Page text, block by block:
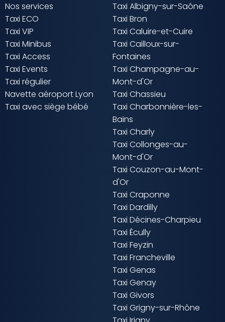
Nos services
Taxi ECO
Taxi VIP
Taxi Minibus
Taxi Access
Taxi Events
Taxi régulier
Navette aéroport Lyon
Taxi avec siège bébé
Taxi Albigny-sur-Saône
Taxi Bron
Taxi Caluire-et-Cuire
Taxi Cailloux-sur-
Fontaines
Taxi Champagne-au-
Mont-d'Or
Taxi Chassieu
Taxi Charbonnière-les-
Bains
Taxi Charly
Taxi Collonges-au-
Mont-d'Or
Taxi Couzon-au-Mont-
d'Or
Taxi Craponne
Taxi Dardilly
Taxi Décines-Charpieu
Taxi Écully
Taxi Feyzin
Taxi Francheville
Taxi Genas
Taxi Genay
Taxi Givors
Taxi Grigny-sur-Rhône